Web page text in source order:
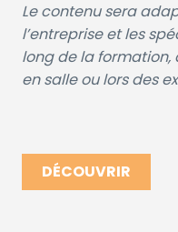
Le contenu sera
l’entreprise et les
long de la formation,
en salle ou lors des
DÉCOUVRIR